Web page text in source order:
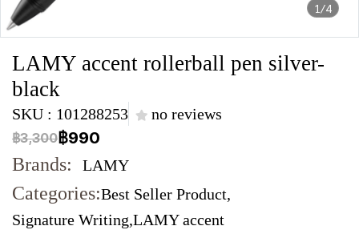
1/4
LAMY accent rollerball pen silver-
black
SKU : 101288253 no reviews
฿3,300฿990
Brands: LAMY
Categories:Best Seller Product,
Signature Writing,LAMY accent